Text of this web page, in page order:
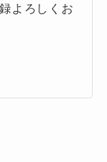
よろしくお